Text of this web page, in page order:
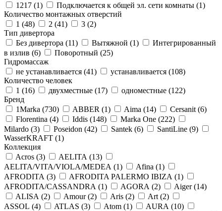
1217 (1) Подключается к общей эл. сети комнаты (1)
Количество монтажных отверстий
1 (48) 2 (41) 3 (2)
Тип дивертора
Без дивертора (11) Вытяжной (1)
Интегрированный
в излив (6) Поворотный (25)
Гидромассаж
не устанавливается (41) устанавливается (108)
Количество человек
1 (16) двухместные (17) одноместные (122)
Бренд
1Marka (730) ABBER (1) Aima (14) Cersanit (6)
Florentina (4) Iddis (148) Marka One (222)
Milardo (3) Poseidon (42) Santek (6) SantiLine (9)
WasserKRAFT (1)
Коллекция
Acros (3) AELITA (13)
AELITA/VITA/VIOLA/MEDEA (1) Afina (1)
AFRODITA (3) AFRODITA PALERMO IBIZA (1)
AFRODITA/CASSANDRA (1) AGORA (2) Aiger (14)
ALISA (2) Amour (2) Aris (2) Art (2)
ASSOL (4) ATLAS (3) Atom (1) AURA (10)